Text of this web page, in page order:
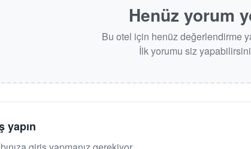
Henüz yorum
Bu otel için henüz değerlendirme
İlk yorumu siz
yapın